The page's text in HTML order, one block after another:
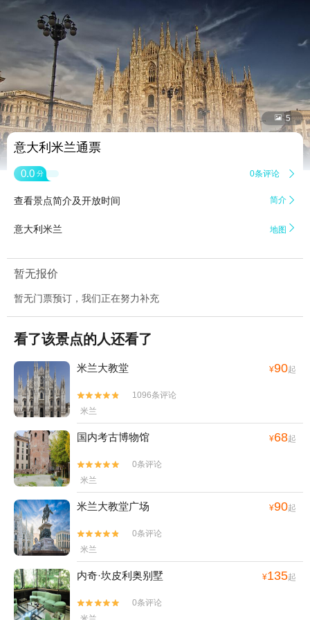
 5
意大利米兰通票
0.0 分 0条评论 
查看景点简介及开放时间 简介 
意大利米兰 地图 
暂无报价
暂无门票预订，我们正在努力补充
看了该景点的人还看了
米兰大教堂 ¥90起


1096条评论
米兰
国内考古博物馆 ¥68起


0条评论
米兰
米兰大教堂广场 ¥90起


0条评论
米兰
内奇·坎皮利奥别墅 ¥135起


0条评论